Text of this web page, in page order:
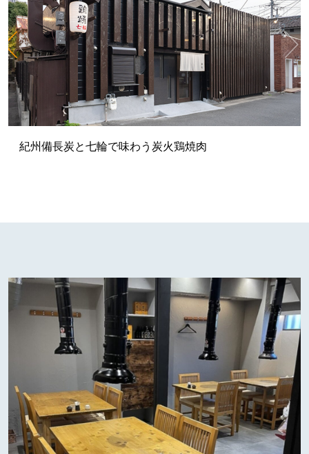
紀州備長炭と七輪で味わう炭火鶏焼肉